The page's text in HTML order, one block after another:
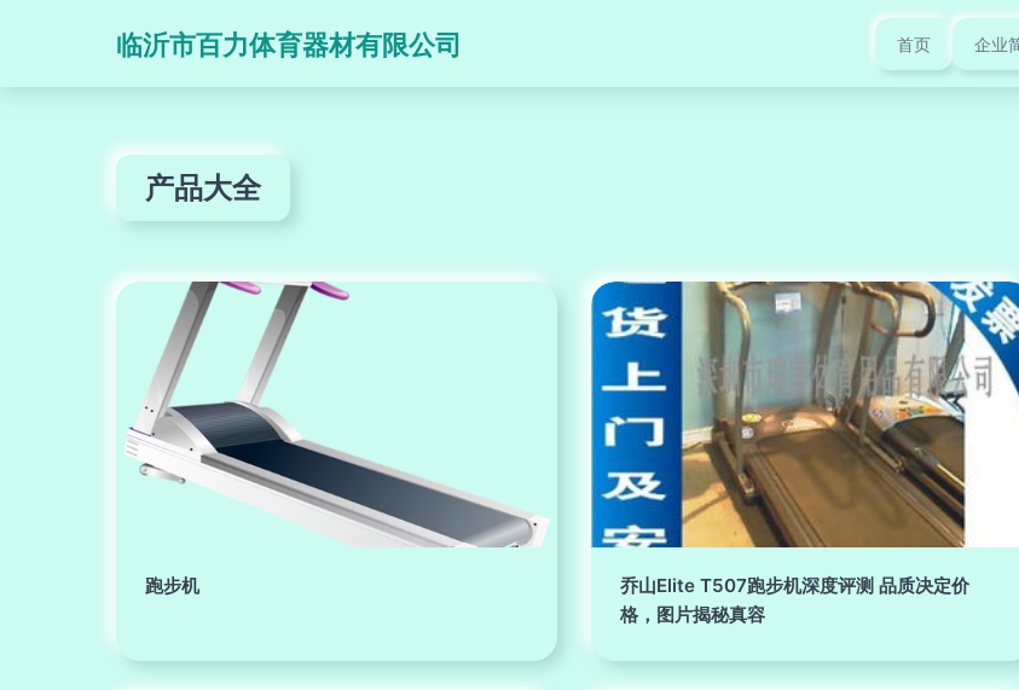
临沂市百力体育器材有限公司 首页 企业
产品大全
跑步机
乔山Elite T507跑步机深度评测 品质决定价
格，图片揭秘真容